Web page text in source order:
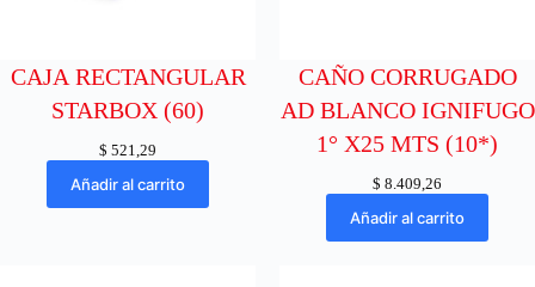
CAJA RECTANGULAR
STARBOX (60)
$ 521,29
Añadir al carrito
CAÑO CORRUGADO
AD BLANCO IGNIFUGO
1° X25 MTS (10*)
$ 8.409,26
Añadir al carrito